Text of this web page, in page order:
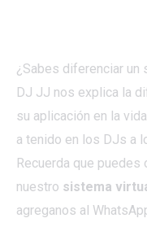
¿Sabes diferenciar un
DJ JJ nos explica la
su aplicación en la
a tenido en los DJs a
Recuerda que
nuestro sistema
agreganos al